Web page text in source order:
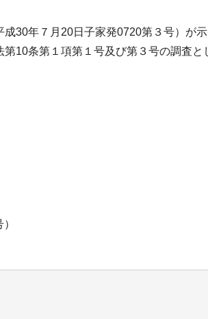
30年７月20日子家発0720第３号）が
10条第１項第１号及び第３号の調査と